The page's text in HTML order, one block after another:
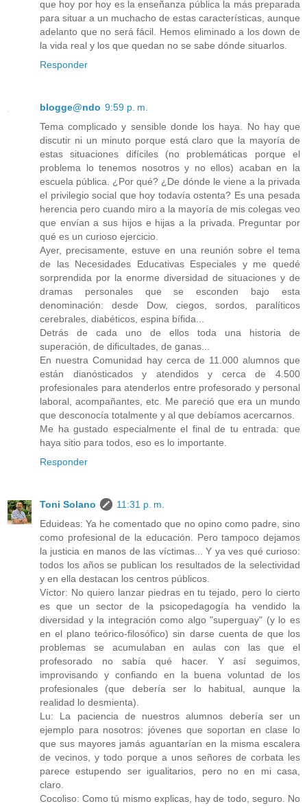
que hoy por hoy es la enseñanza pública la más preparada
para situar a un muchacho de estas características, aunque
adelanto que no será fácil. Hemos eliminado a los down de
la vida real y los que quedan no se sabe dónde situarlos.
Responder
blogge@ndo 9:59 p. m.
Tema complicado y sensible donde los haya. No hay que
discutir ni un minuto porque está claro que la mayoría de
estas situaciones difíciles (no problemáticas porque el
problema lo tenemos nosotros y no ellos) acaban en la
escuela pública. ¿Por qué? ¿De dónde le viene a la privada
el privilegio social que hoy todavía ostenta? Es una pesada
herencia pero cuando miro a la mayoría de mis colegas veo
que envían a sus hijos e hijas a la privada. Preguntar por
qué es un curioso ejercicio.
Ayer, precisamente, estuve en una reunión sobre el tema
de las Necesidades Educativas Especiales y me quedé
sorprendida por la enorme diversidad de situaciones y de
dramas personales que se esconden bajo esta
denominación: desde Dow, ciegos, sordos, paralíticos
cerebrales, diabéticos, espina bífida...
Detrás de cada uno de ellos toda una historia de
superación, de dificultades, de ganas...
En nuestra Comunidad hay cerca de 11.000 alumnos que
están dianósticados y atendidos y cerca de 4.500
profesionales para atenderlos entre profesorado y personal
laboral, acompañantes, etc. Me pareció que era un mundo
que desconocía totalmente y al que debíamos acercarnos.
Me ha gustado especialmente el final de tu entrada: que
haya sitio para todos, eso es lo importante.
Responder
Toni Solano
11:31 p. m.
Eduideas: Ya he comentado que no opino como padre, sino
como profesional de la educación. Pero tampoco dejamos
la justicia en manos de las víctimas... Y ya ves qué curioso:
todos los años se publican los resultados de la selectividad
y en ella destacan los centros públicos.
Víctor: No quiero lanzar piedras en tu tejado, pero lo cierto
es que un sector de la psicopedagogía ha vendido la
diversidad y la integración como algo "superguay" (y lo es
en el plano teórico-filosófico) sin darse cuenta de que los
problemas se acumulaban en aulas con las que el
profesorado no sabía qué hacer. Y así seguimos,
improvisando y confiando en la buena voluntad de los
profesionales (que debería ser lo habitual, aunque la
realidad lo desmienta).
Lu: La paciencia de nuestros alumnos debería ser un
ejemplo para nosotros: jóvenes que soportan en clase lo
que sus mayores jamás aguantarían en la misma escalera
de vecinos, y todo porque a unos señores de corbata les
parece estupendo ser igualitarios, pero no en mi casa,
claro.
Cocoliso: Como tú mismo explicas, hay de todo, seguro. No